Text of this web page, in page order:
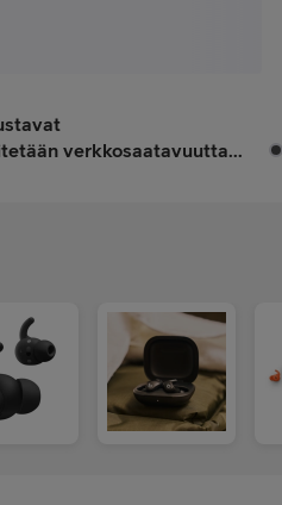
verkkosaatavuutta...